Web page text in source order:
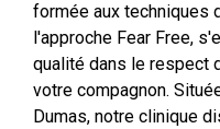
formée aux techniques
l'approche Fear Free,
qualité dans le respect
votre compagnon.
Dumas, notre clinique